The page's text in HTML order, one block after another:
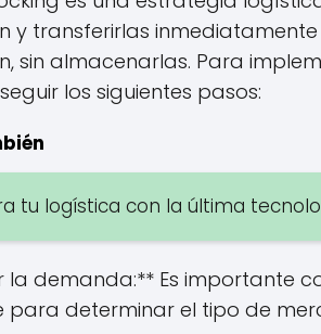
y transferirlas
sin almacenarlas. Para
los siguientes pasos:
tu logística con la última
la demanda:** Es importante
para determinar el tipo de